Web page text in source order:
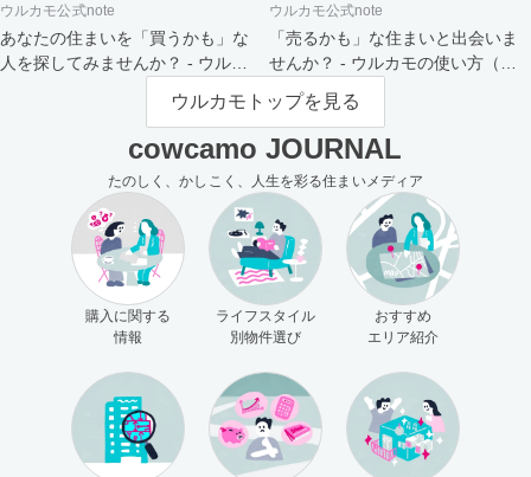
ウルカモ公式note
あなたの住まいを「買うかも」な
人を探してみませんか？ - ウルカ
ウルカモ公式note
「売るかも」な住まいと出会いま
せんか？ - ウルカモの使い方（買
主さま向け）
ウルカモトップを見る
cowcamo JOURNAL
たのしく、かしこく、人生を彩る住まいメディア
購入に関する
情報
ライフスタイル
別物件選び
おすすめ
エリア紹介